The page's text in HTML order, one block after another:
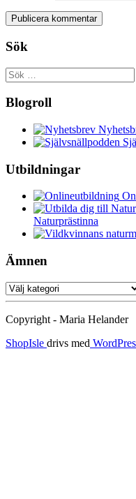
Sök
Sök
efter:
Blogroll
Utbildningar
Naturprästinna
Ämnen
Ämnen
Copyright - Maria Helander
ShopIsle drivs med